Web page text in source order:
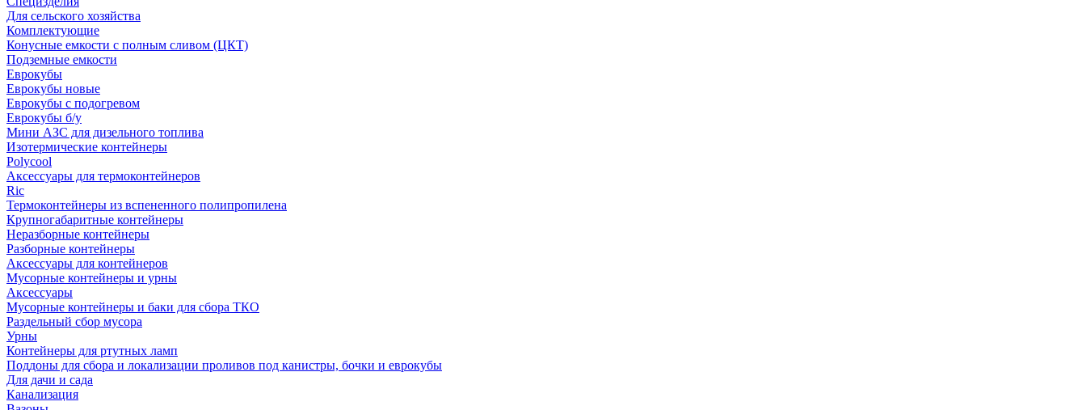
Для сельского хозяйства
Комплектующие
Конусные емкости с полным сливом (ЦКТ)
Подземные емкости
Еврокубы
Еврокубы новые
Еврокубы с подогревом
Еврокубы б/у
Мини АЗС для дизельного топлива
Изотермические контейнеры
Polycool
Аксессуары для термоконтейнеров
Ric
Термоконтейнеры из вспененного полипропилена
Крупногабаритные контейнеры
Неразборные контейнеры
Разборные контейнеры
Аксессуары для контейнеров
Мусорные контейнеры и урны
Аксессуары
Мусорные контейнеры и баки для сбора ТКО
Раздельный сбор мусора
Урны
Контейнеры для ртутных ламп
Поддоны для сбора и локализации проливов под канистры, бочки и еврокубы
Для дачи и сада
Канализация